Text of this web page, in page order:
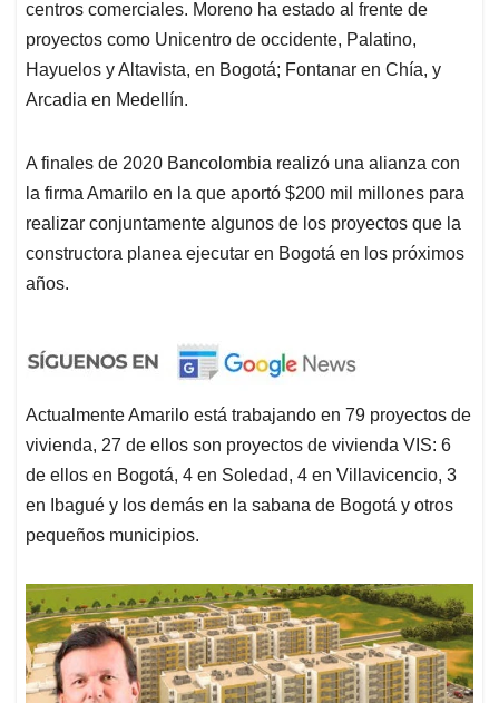
centros comerciales. Moreno ha estado al frente de
proyectos como Unicentro de occidente, Palatino,
Hayuelos y Altavista, en Bogotá; Fontanar en Chía, y
Arcadia en Medellín.
A finales de 2020 Bancolombia realizó una alianza con
la firma Amarilo en la que aportó $200 mil millones para
realizar conjuntamente algunos de los proyectos que la
constructora planea ejecutar en Bogotá en los próximos
años.
Actualmente Amarilo está trabajando en 79 proyectos de
vivienda, 27 de ellos son proyectos de vivienda VIS: 6
de ellos en Bogotá, 4 en Soledad, 4 en Villavicencio, 3
en Ibagué y los demás en la sabana de Bogotá y otros
pequeños municipios.